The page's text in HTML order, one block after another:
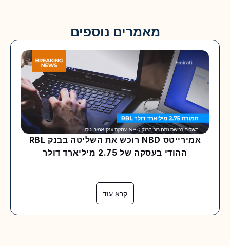
מאמרים נוספים
אמירייטס NBD רוכש את השליטה בבנק RBL
ההודי בעסקה של 2.75 מיליארד דולר
קרא עוד